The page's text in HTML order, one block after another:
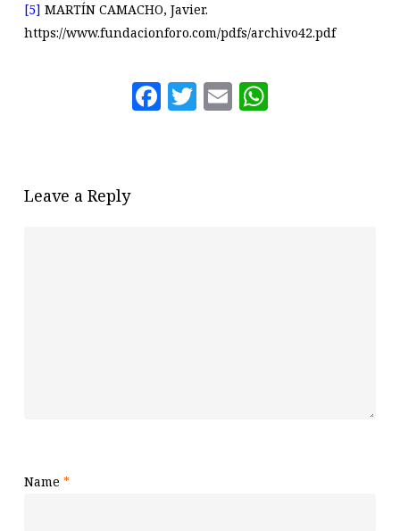
[5] MARTÍN CAMACHO, Javier.
https://www.fundacionforo.com/pdfs/archivo42.pdf
Facebook
Twitter
Email
Leave a Reply
Name *